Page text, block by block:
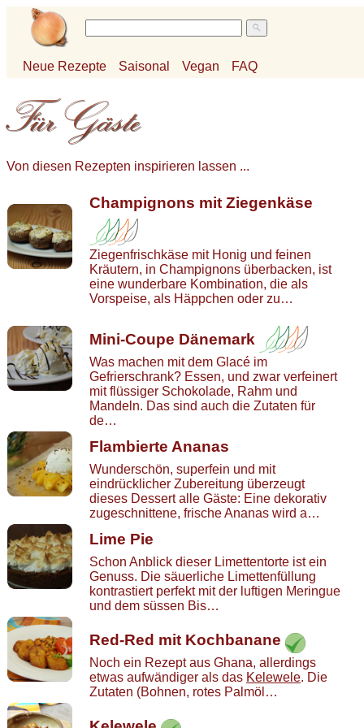
Neue Rezepte Saisonal Vegan FAQ
Von diesen Rezepten inspirieren lassen ...
Champignons mit Ziegenkäse
Ziegenfrischkäse mit Honig und feinen
Kräutern, in Champignons überbacken, ist
eine wunderbare Kombination, die als
Vorspeise, als Häppchen oder zu…
Mini-Coupe Dänemark
Was machen mit dem Glacé im
Gefrierschrank? Essen, und zwar verfeinert
mit flüssiger Schokolade, Rahm und
Mandeln. Das sind auch die Zutaten für
de…
Flambierte Ananas
Wunderschön, superfein und mit
eindrücklicher Zubereitung überzeugt
dieses Dessert alle Gäste: Eine dekorativ
zugeschnittene, frische Ananas wird a…
Lime Pie
Schon Anblick dieser Limettentorte ist ein
Genuss. Die säuerliche Limettenfüllung
kontrastiert perfekt mit der luftigen Meringue
und dem süssen Bis…
Red-Red mit Kochbanane
Noch ein Rezept aus Ghana, allerdings
etwas aufwändiger als das Kelewele. Die
Zutaten (Bohnen, rotes Palmöl…